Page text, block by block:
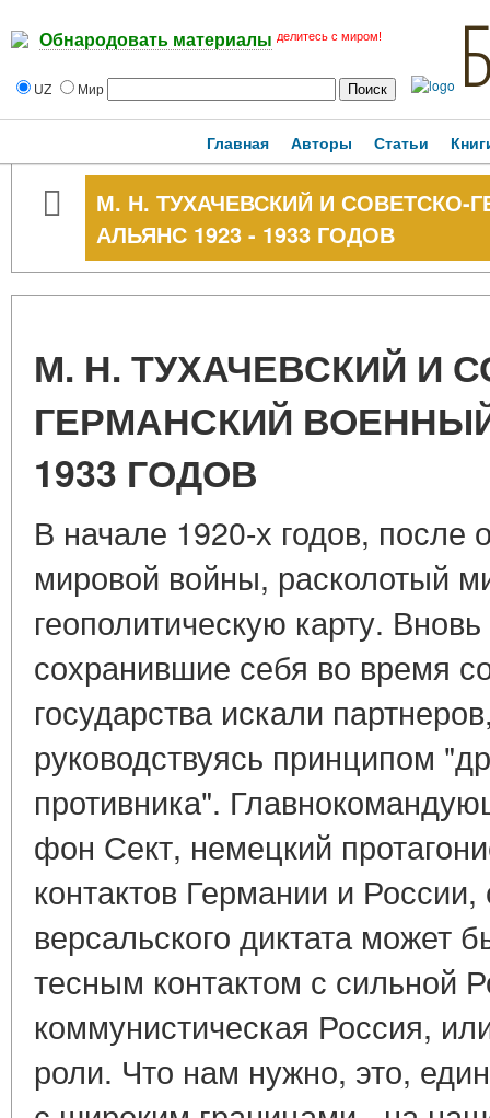
Обнародовать материалы делитесь с миром!
UZ Мир
Главная Авторы Статьи
М. Н. ТУХАЧЕВСКИЙ И
АЛЬЯНС 1923 - 1933 ГОДОВ
М. Н. ТУХАЧЕВСКИЙ И
ГЕРМАНСКИЙ
1933 ГОДОВ
В начале 1920-х годов, после
мировой войны, расколотый
геополитическую карту.
сохранившие себя во время
государства искали
руководствуясь принципом
противника".
фон Сект, немецкий
контактов Германии и
версальского диктата может
тесным контактом с сильной
коммунистическая Россия,
роли. Что нам нужно, это,